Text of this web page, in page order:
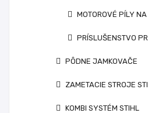
MOTOROVÉ PÍLY NA
PRÍSLUŠENSTVO
PÔDNE JAMKOVAČE
ZAMETACIE STROJE
KOMBI SYSTÉM STIHL